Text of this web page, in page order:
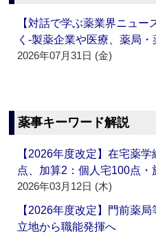
【対話で学ぶ薬業界ニュ
く‐製薬企業や医療、薬局
2026年07月31日 (金)
薬事キーワード解説
【2026年度改定】在宅薬
点、加算2：個人宅100点
2026年03月12日 (木)
【2026年度改定】門前薬
立地から職能発揮へ